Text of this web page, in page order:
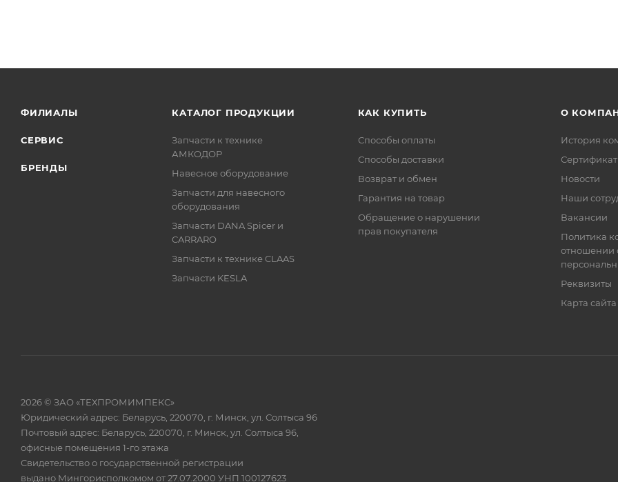
ФИЛИАЛЫ
СЕРВИС
БРЕНДЫ
КАТАЛОГ ПРОДУКЦИИ
Запчасти к технике
АМКОДОР
Навесное оборудование
Запчасти для навесного
оборудования
Запчасти DANA Spicer и
CARRARO
Запчасти к технике CLAAS
Запчасти KESLA
КАК КУПИТЬ
Способы оплаты
Способы доставки
Возврат и обмен
Гарантия на товар
Обращение о нарушении
прав покупателя
О
История
Новости
Наши
Вакансии
Политика
отношении
Реквизиты
Карта сайта
2026 © ЗАО «ТЕХПРОМИМПЕКС»
Юридический адрес: Беларусь, 220070, г. Минск, ул. Солтыса 96
Почтовый адрес: Беларусь, 220070, г. Минск, ул. Солтыса 96,
офисные помещения 1-го этажа
Свидетельство о государственной регистрации
выдано Мингорисполкомом от 27.07.2000 УНП 100127623